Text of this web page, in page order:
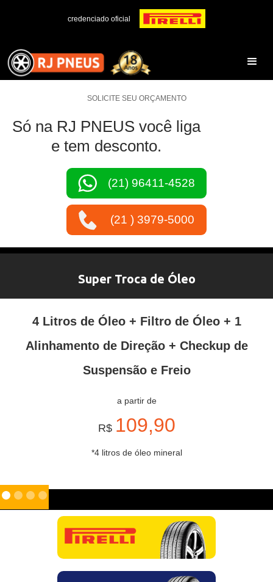
credenciado oficial
SOLICITE SEU ORÇAMENTO
Só na RJ PNEUS você liga
e tem desconto.
(21) 96411-4528
(21 ) 3979-5000
Super Troca de Óleo
4 Litros de Óleo + Filtro de Óleo + 1
Alinhamento de Direção + Checkup de
Suspensão e Freio
a partir de
R$ 109,90
*4 litros de óleo mineral